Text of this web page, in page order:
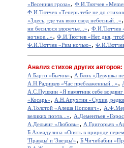
«Весенняя гроза», Ф.И.Тютчев
Ф.И.Тютчев «Теперь тебе не до
«Здесь, где так вяло свод небесный...»
ни бесилося злоречье...», Ф.И.Тютчев
ночное...», Ф.И.Тютчев «Нет дня,
Ф.И.Тютчев «Рим ночью»,
Анализ стихов других авторов:
А.Барто «Бычок», А.Блок «Девушка
А.Н.Радищев «Час преблаженный...»,
А.С.Пушкин «Я памятник себе
«Косарь», А.Н.Апухтин «Сухие,
А.Толстой «Алеша Попович»,
великих поэта...», А.Дементьев
А.Дельвиг «Любовь», А.Григорьев
Б.Ахмадулина «Опять в природе
'Правды' и 'Звезды'», Б.Чичибабин